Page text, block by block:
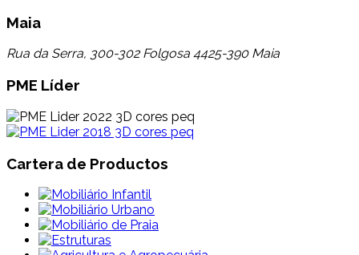
Maia
Rua da Serra, 300-302 Folgosa 4425-390 Maia
PME Líder
Cartera de Productos